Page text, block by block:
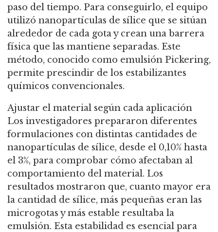
paso del tiempo. Para conseguirlo, el equipo
utilizó nanopartículas de sílice que se sitúan
alrededor de cada gota y crean una barrera
física que las mantiene separadas. Este
método, conocido como emulsión Pickering,
permite prescindir de los estabilizantes
químicos convencionales.
Ajustar el material según cada aplicación
Los investigadores prepararon diferentes
formulaciones con distintas cantidades de
nanopartículas de sílice, desde el 0,10% hasta
el 3%, para comprobar cómo afectaban al
comportamiento del material. Los
resultados mostraron que, cuanto mayor era
la cantidad de sílice, más pequeñas eran las
microgotas y más estable resultaba la
emulsión. Esta estabilidad es esencial para